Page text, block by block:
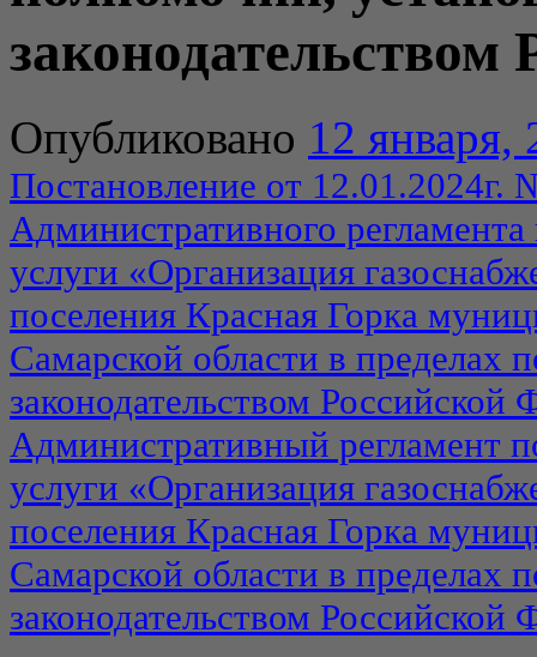
законодательством
Опубликовано 12 января,
Постановление от
Административного
услуги «Организация
поселения Красная Горка
Самарской области в пределах
законодательством Российской
Административный регламент
услуги «Организация
поселения Красная Горка
Самарской области в пределах
законодательством Российской